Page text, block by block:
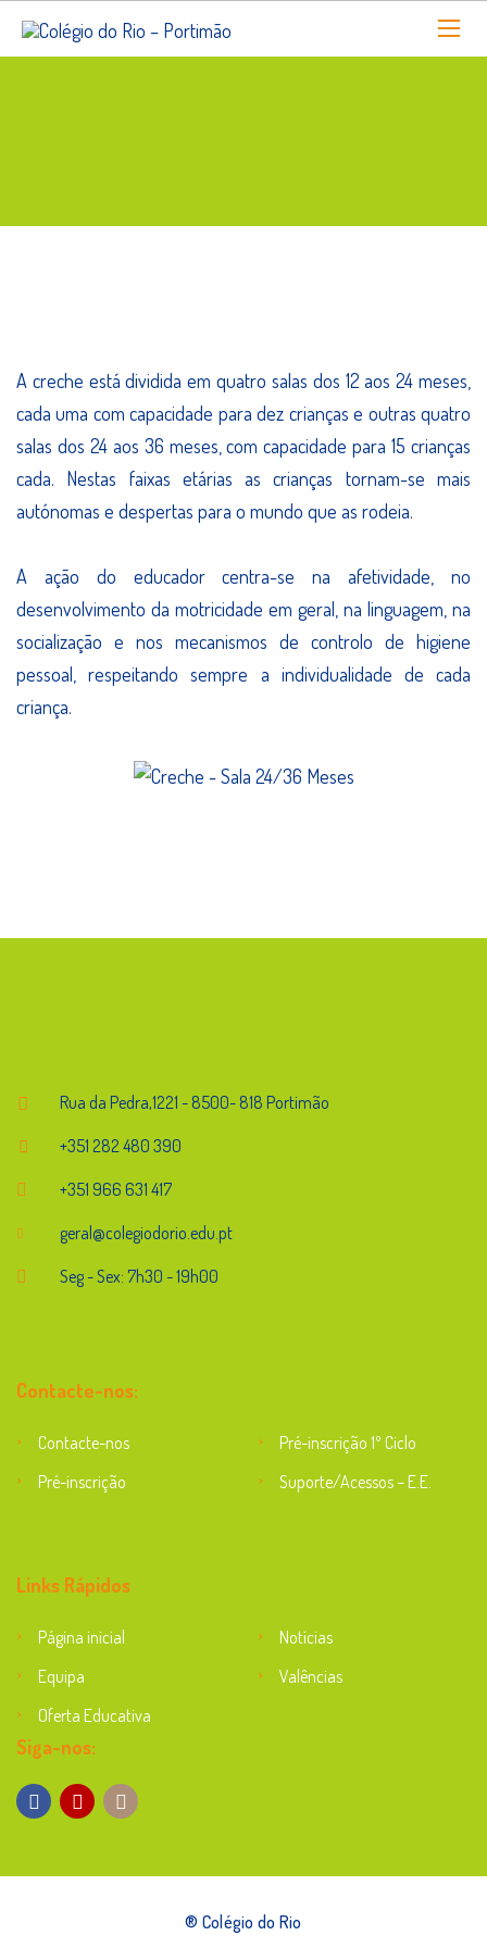
A creche está dividida em quatro salas dos 12 aos 24 meses,
cada uma com capacidade para dez crianças e outras quatro
salas dos 24 aos 36 meses, com capacidade para 15 crianças
cada. Nestas faixas etárias as crianças tornam-se mais
autónomas e despertas para o mundo que as rodeia.
A ação do educador centra-se na afetividade, no
desenvolvimento da motricidade em geral, na linguagem, na
socialização e nos mecanismos de controlo de higiene
pessoal, respeitando sempre a individualidade de cada
criança.
Rua da Pedra,1221 - 8500- 818 Portimão
+351 282 480 390
+351 966 631 417
geral@colegiodorio.edu.pt
Seg - Sex: 7h30 - 19h00
Contacte-nos:
Contacte-nos
Pré-inscrição 1º Ciclo
Pré-inscrição
Suporte/Acessos – E.E.
Links Rápidos
Página inicial
Notícias
Equipa
Valências
Oferta Educativa
Siga-nos:
® Colégio do Rio